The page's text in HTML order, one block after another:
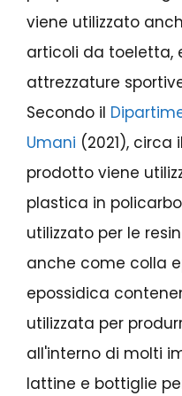
viene utilizzato
articoli da toeletta,
attrezzature
Secondo il
Umani (2021), circa
prodotto viene
plastica in
utilizzato per le
anche come colla
epossidica
utilizzata per
all'interno di molti
lattine e bottiglie